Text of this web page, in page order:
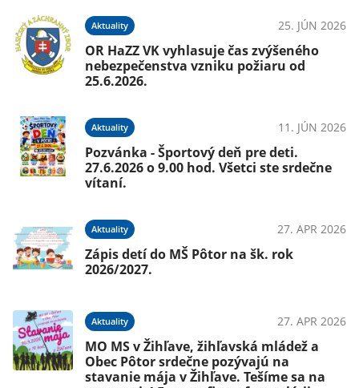
Aktuality 25. JÚN 2026
OR HaZZ VK vyhlasuje čas zvýšeného
nebezpečenstva vzniku požiaru od
25.6.2026.
Aktuality 11. JÚN 2026
Pozvánka - Športový deň pre deti.
27.6.2026 o 9.00 hod. Všetci ste srdečne
vítaní.
Aktuality 27. APR 2026
Zápis detí do MŠ Pôtor na šk. rok
2026/2027.
Aktuality 27. APR 2026
MO MS v Žihľave, žihľavská mládež a
Obec Pôtor srdečne pozývajú na
stavanie mája v Žihľave. Tešíme sa na